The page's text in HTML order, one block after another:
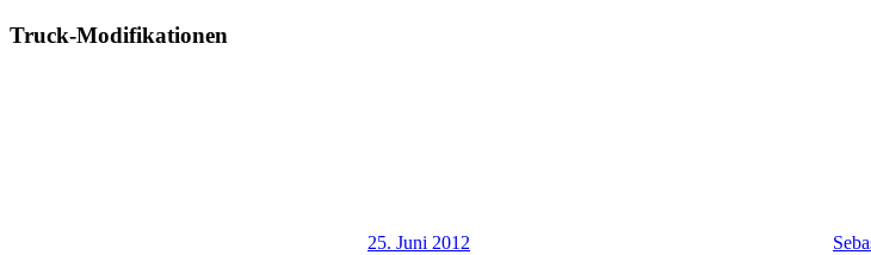
Truck-Modifikationen
25. Juni 2012